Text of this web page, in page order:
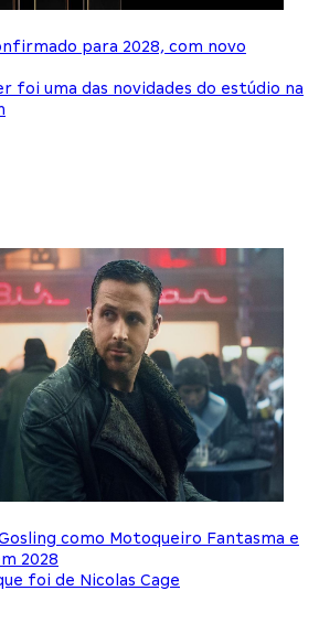
para 2028, com novo
foi uma das novidades do estúdio na
como Motoqueiro Fantasma e
2028
foi de Nicolas Cage